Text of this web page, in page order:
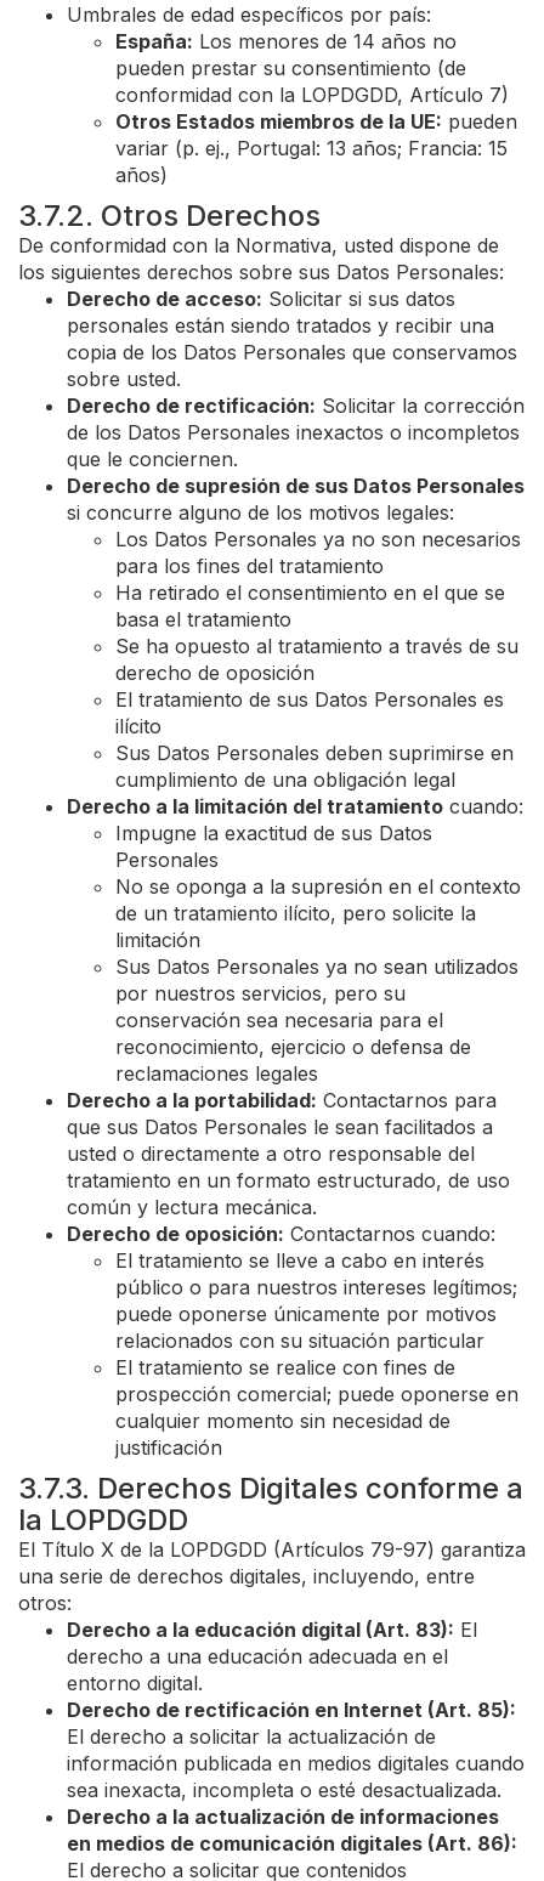
Umbrales de edad específicos por país:
España: Los menores de 14 años no
pueden prestar su consentimiento (de
conformidad con la LOPDGDD, Artículo 7)
Otros Estados miembros de la UE: pueden
variar (p. ej., Portugal: 13 años; Francia: 15
años)
3.7.2. Otros Derechos
De conformidad con la Normativa, usted dispone de
los siguientes derechos sobre sus Datos Personales:
Derecho de acceso: Solicitar si sus datos
personales están siendo tratados y recibir una
copia de los Datos Personales que conservamos
sobre usted.
Derecho de rectificación: Solicitar la corrección
de los Datos Personales inexactos o incompletos
que le conciernen.
Derecho de supresión de sus Datos Personales
si concurre alguno de los motivos legales:
Los Datos Personales ya no son necesarios
para los fines del tratamiento
Ha retirado el consentimiento en el que se
basa el tratamiento
Se ha opuesto al tratamiento a través de su
derecho de oposición
El tratamiento de sus Datos Personales es
ilícito
Sus Datos Personales deben suprimirse en
cumplimiento de una obligación legal
Derecho a la limitación del tratamiento cuando:
Impugne la exactitud de sus Datos
Personales
No se oponga a la supresión en el contexto
de un tratamiento ilícito, pero solicite la
limitación
Sus Datos Personales ya no sean utilizados
por nuestros servicios, pero su
conservación sea necesaria para el
reconocimiento, ejercicio o defensa de
reclamaciones legales
Derecho a la portabilidad: Contactarnos para
que sus Datos Personales le sean facilitados a
usted o directamente a otro responsable del
tratamiento en un formato estructurado, de uso
común y lectura mecánica.
Derecho de oposición: Contactarnos cuando:
El tratamiento se lleve a cabo en interés
público o para nuestros intereses legítimos;
puede oponerse únicamente por motivos
relacionados con su situación particular
El tratamiento se realice con fines de
prospección comercial; puede oponerse en
cualquier momento sin necesidad de
justificación
3.7.3. Derechos Digitales conforme a
la LOPDGDD
El Título X de la LOPDGDD (Artículos 79-97) garantiza
una serie de derechos digitales, incluyendo, entre
otros:
Derecho a la educación digital (Art. 83): El
derecho a una educación adecuada en el
entorno digital.
Derecho de rectificación en Internet (Art. 85):
El derecho a solicitar la actualización de
información publicada en medios digitales cuando
sea inexacta, incompleta o esté desactualizada.
Derecho a la actualización de informaciones
en medios de comunicación digitales (Art. 86):
El derecho a solicitar que contenidos